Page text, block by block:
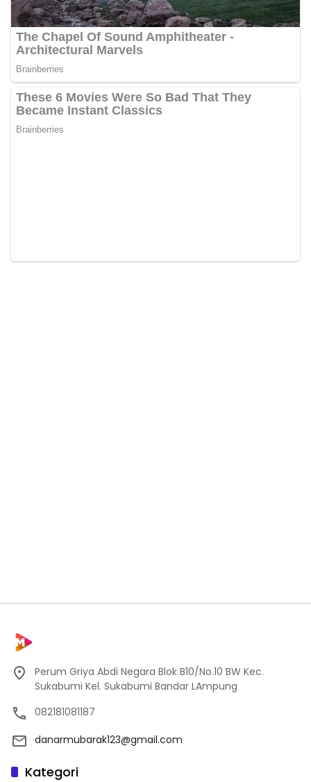
Perum Griya Abdi Negara Blok B10/No.10 BW Kec.
Sukabumi Kel. Sukabumi Bandar LAmpung
082181081187
danarmubarak123@gmail.com
Kategori